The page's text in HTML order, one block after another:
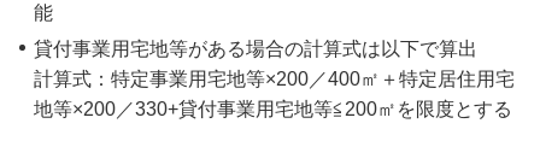
能
貸付事業用宅地等がある場合の計算式は以下で算出
計算式：特定事業用宅地等×200／400㎡＋特定居住用宅
地等×200／330+貸付事業用宅地等≦200㎡を限度とする